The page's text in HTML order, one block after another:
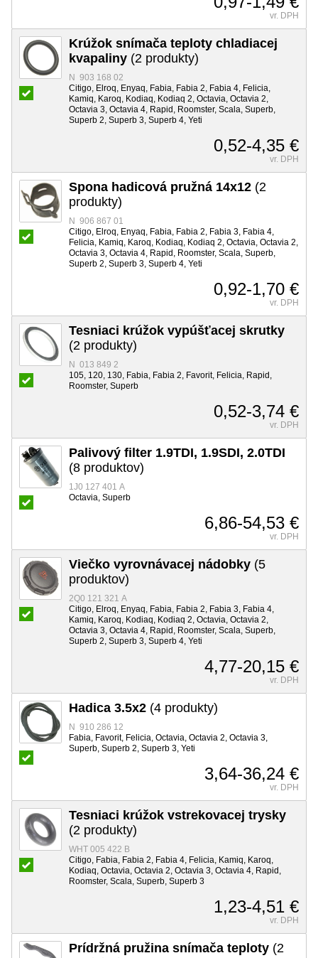
vr. DPH
Krúžok snímača teploty chladiacej
kvapaliny (2 produkty)
N 903 168 02
Citigo, Elroq, Enyaq, Fabia, Fabia 2, Fabia 4, Felicia,
Kamiq, Karoq, Kodiaq, Kodiaq 2, Octavia, Octavia 2,
Octavia 3, Octavia 4, Rapid, Roomster, Scala, Superb,
Superb 2, Superb 3, Superb 4, Yeti
0,52-4,35 €
vr. DPH
Spona hadicová pružná 14x12 (2
produkty)
N 906 867 01
Citigo, Elroq, Enyaq, Fabia, Fabia 2, Fabia 3, Fabia 4,
Felicia, Kamiq, Karoq, Kodiaq, Kodiaq 2, Octavia, Octavia 2,
Octavia 3, Octavia 4, Rapid, Roomster, Scala, Superb,
Superb 2, Superb 3, Superb 4, Yeti
0,92-1,70 €
vr. DPH
Tesniaci krúžok vypúšťacej skrutky
(2 produkty)
N 013 849 2
105, 120, 130, Fabia, Fabia 2, Favorit, Felicia, Rapid,
Roomster, Superb
0,52-3,74 €
vr. DPH
Palivový filter 1.9TDI, 1.9SDI, 2.0TDI
(8 produktov)
1J0 127 401 A
Octavia, Superb
6,86-54,53 €
vr. DPH
Viečko vyrovnávacej nádobky (5
produktov)
2Q0 121 321 A
Citigo, Elroq, Enyaq, Fabia, Fabia 2, Fabia 3, Fabia 4,
Kamiq, Karoq, Kodiaq, Kodiaq 2, Octavia, Octavia 2,
Octavia 3, Octavia 4, Rapid, Roomster, Scala, Superb,
Superb 2, Superb 3, Superb 4, Yeti
4,77-20,15 €
vr. DPH
Hadica 3.5x2 (4 produkty)
N 910 286 12
Fabia, Favorit, Felicia, Octavia, Octavia 2, Octavia 3,
Superb, Superb 2, Superb 3, Yeti
3,64-36,24 €
vr. DPH
Tesniaci krúžok vstrekovacej trysky
(2 produkty)
WHT 005 422 B
Citigo, Fabia, Fabia 2, Fabia 4, Felicia, Kamiq, Karoq,
Kodiaq, Octavia, Octavia 2, Octavia 3, Octavia 4, Rapid,
Roomster, Scala, Superb, Superb 3
1,23-4,51 €
vr. DPH
Prídržná pružina snímača teploty (2